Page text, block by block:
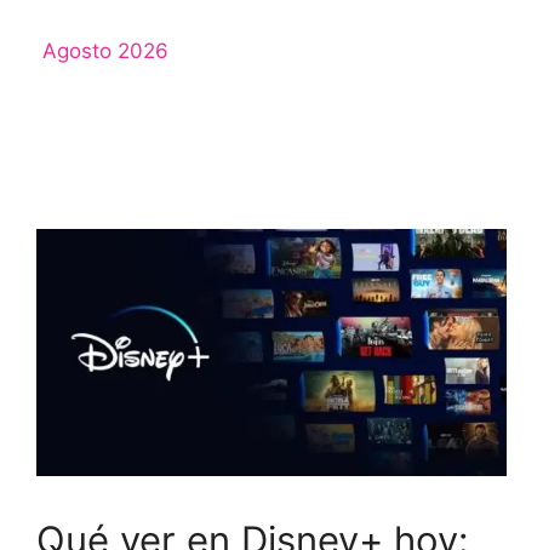
Agosto 2026
Qué ver en Disney+ hoy: